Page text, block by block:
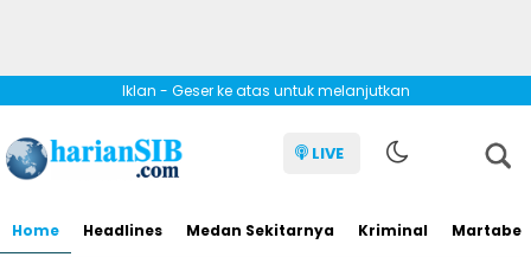
Iklan - Geser ke atas untuk melanjutkan
LIVE
Home Headlines Medan Sekitarnya Kriminal Martabe